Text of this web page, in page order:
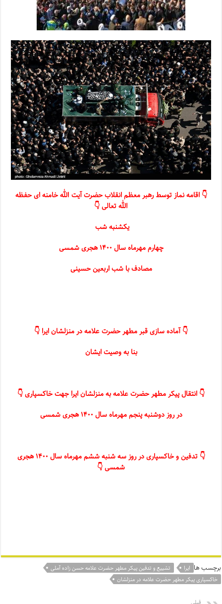
👇 اقامه نماز توسط رهبر معظم انقلاب حضرت آیت الله خامنه ای حفظه
الله تعالی 👇
یکشنبه شب
چهارم مهرماه سال ۱۴۰۰ هجری شمسی
مصادف با شب اربعین حسینی
👇 آماده سازی قبر مطهر حضرت علامه در منزلشان ایرا 👇
بنا به وصیت ایشان
👇 انتقال پیکر مطهر حضرت علامه به منزلشان ایرا جهت خاکسپاری 👇
در روز دوشنبه پنجم مهرماه سال ۱۴۰۰ هجری شمسی
👇 تدفین و خاکسپاری در روز سه شنبه ششم مهرماه سال ۱۴۰۰ هجری
شمسی 👇
برچسب ها ایرا
تشییع و تدفین پیکر مطهر حضرت علامه حسن زاده آملی
خاکسپاری پیکر مطهر حضرت علامه در منزلشان